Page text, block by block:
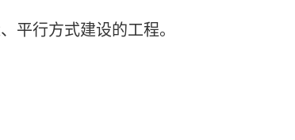
平行方式建设的工程。